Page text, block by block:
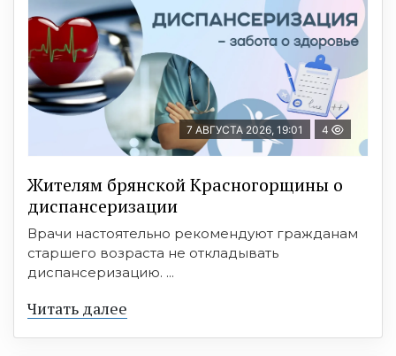
7 АВГУСТА 2026, 19:01 4
Жителям брянской Красногорщины о
диспансеризации
Врачи настоятельно рекомендуют гражданам
старшего возраста не откладывать
диспансеризацию. ...
Читать далее